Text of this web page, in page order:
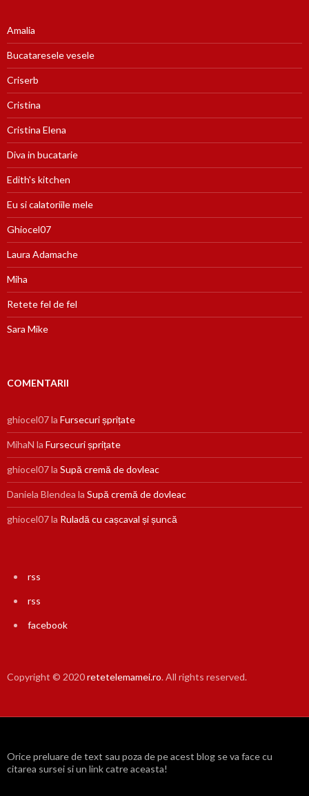
Amalia
Bucataresele vesele
Criserb
Cristina
Cristina Elena
Diva in bucatarie
Edith's kitchen
Eu si calatoriile mele
Ghiocel07
Laura Adamache
Miha
Retete fel de fel
Sara Mike
COMENTARII
ghiocel07la Fursecuri șprițate
MihaN la Fursecuri șprițate
ghiocel07la Supă cremă de dovleac
Daniela Blendea la Supă cremă de dovleac
ghiocel07la Ruladă cu cașcaval și șuncă
rss
rss
facebook
Copyright © 2020retetelemamei.ro. All rights reserved.
Orice preluare de text sau poza de pe acest blog se va face cu
citarea sursei si un link catre aceasta!